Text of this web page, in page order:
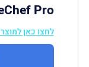
Pro
לחצו כאן